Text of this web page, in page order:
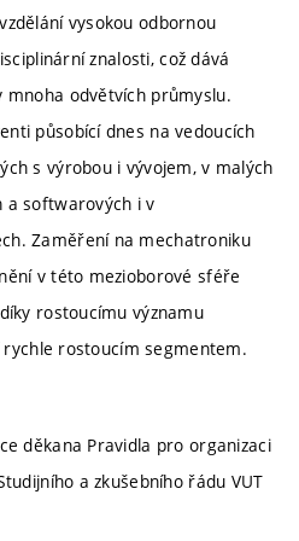
vysokou odbornou
znalosti, což dává
odvětvích průmyslu.
působící dnes na vedoucích
s výrobou i vývojem, v malých
a softwarových i v
Zaměření na mechatroniku
v této mezioborové sféře
rostoucímu významu
rostoucím segmentem.
děkana Pravidla pro organizaci
a zkušebního řádu VUT